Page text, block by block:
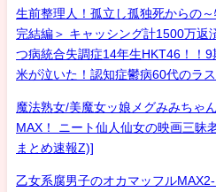
生前整理人！孤立し孤独死からの
完結編＞ キャッシング計1500万返
つ病統合失調症14年生HKT46！！
米が泣いた！認知症鬱病60代のラ
魔法熟女/美魔女ッ娘メグみみちゃ
MAX！ ニート仙人仙女の映画三昧
まとめ速報Z)]
乙女系腐男子のオカマッフル